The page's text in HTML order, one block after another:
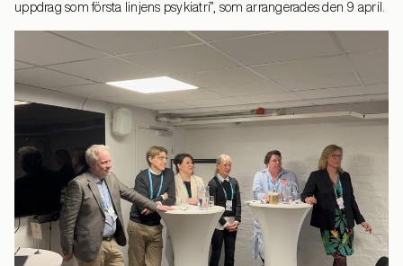
uppdrag som första linjens psykiatri”, som arrangerades den 9 april.